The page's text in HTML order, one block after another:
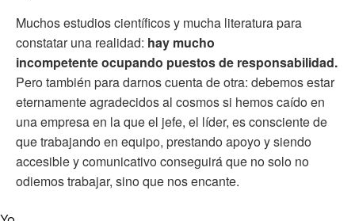
Muchos estudios científicos y mucha literatura para
constatar una realidad: hay mucho
incompetente ocupando puestos de responsabilidad.
Pero también para darnos cuenta de otra: debemos estar
eternamente agradecidos al cosmos si hemos caído en
una empresa en la que el jefe, el líder, es consciente de
que trabajando en equipo, prestando apoyo y siendo
accesible y comunicativo conseguirá que no solo no
odiemos trabajar, sino que nos encante.